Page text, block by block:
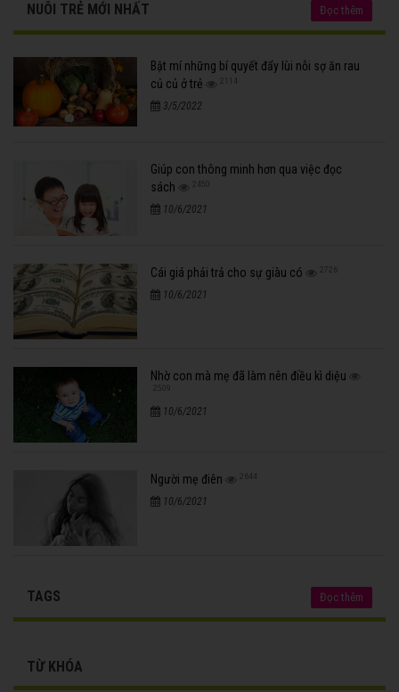
NUÔI TRẺ MỚI NHẤT Đọc thêm
Bật mí những bí quyết đẩy lùi nỗi sợ ăn rau
củ củ ở trẻ
2114
3/5/2022
Giúp con thông minh hơn qua việc đọc
sách
2450
10/6/2021
Cái giá phải trả cho sự giàu có 2726
10/6/2021
Nhờ con mà mẹ đã làm nên điều kì diệu
2509
10/6/2021
Người mẹ điên 2644
10/6/2021
TAGS Đọc thêm
TỪ KHÓA